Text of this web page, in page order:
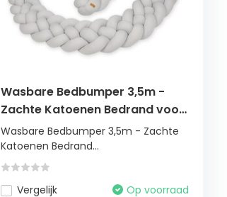
Wasbare Bedbumper 3,5m -
Zachte Katoenen Bedrand voor
Kinderbed
Wasbare Bedbumper 3,5m - Zachte
Katoenen Bedrand...
Vergelijk Op voorraad